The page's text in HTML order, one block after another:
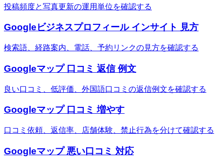
投稿頻度と写真更新の運用単位を確認する
Googleビジネスプロフィール インサイト 見方
検索語、経路案内、電話、予約リンクの見方を確認する
Googleマップ 口コミ 返信 例文
良い口コミ、低評価、外国語口コミの返信例文を確認する
Googleマップ 口コミ 増やす
口コミ依頼、返信率、店舗体験、禁止行為を分けて確認する
Googleマップ 悪い口コミ 対応